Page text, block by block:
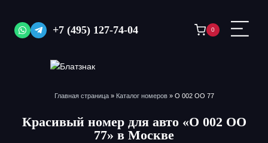
содержимому+7 (495) 127-74-04 0
Главная страница» Каталог номеров» О 002 ОО 77
Красивый номер для авто «О 002 ОО
77» в Москве